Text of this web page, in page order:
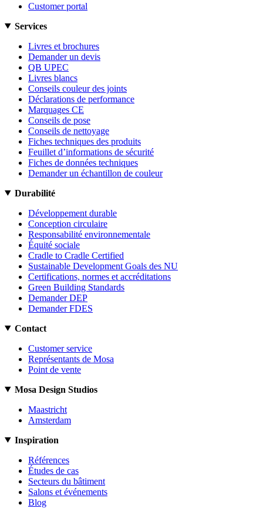
Customer portal
Services
Livres et brochures
Demander un devis
QB UPEC
Livres blancs
Conseils couleur des joints
Déclarations de performance
Marquages CE
Conseils de pose
Conseils de nettoyage
Fiches techniques des produits
Feuillet d’informations de sécurité
Fiches de données techniques
Demander un échantillon de couleur
Durabilité
Développement durable
Conception circulaire
Responsabilité environnementale
Équité sociale
Cradle to Cradle Certified
Sustainable Development Goals des NU
Certifications, normes et accréditations
Green Building Standards
Demander DEP
Demander FDES
Contact
Customer service
Représentants de Mosa
Point de vente
Mosa Design Studios
Maastricht
Amsterdam
Inspiration
Références
Études de cas
Secteurs du bâtiment
Salons et événements
Blog